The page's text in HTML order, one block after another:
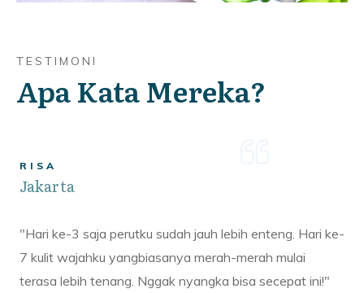
TESTIMONI
Apa Kata Mereka?
RISA
Jakarta
"Hari ke-3 saja perutku sudah jauh lebih enteng. Hari ke-
7 kulit wajahku yangbiasanya merah-merah mulai
terasa lebih tenang. Nggak nyangka bisa secepat ini!"